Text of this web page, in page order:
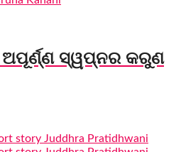
ଅପୂର୍ଣ୍ଣ ସ୍ୱପ୍ନର କରୁଣ